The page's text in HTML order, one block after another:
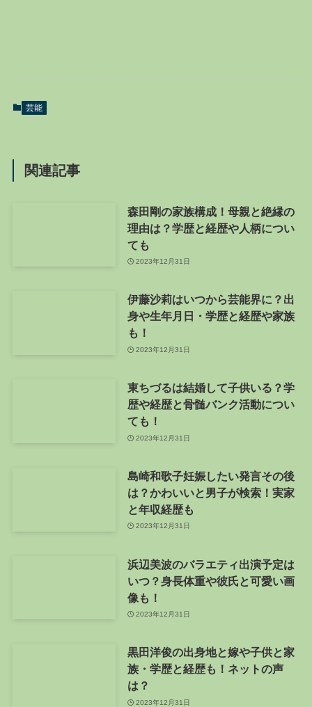
芸能
関連記事
森田剛の家族構成！母親と絶縁の
理由は？学歴と経歴や人柄につい
ても
2023年12月31日
伊藤沙莉はいつから芸能界に？出
身や生年月日・学歴と経歴や家族
も！
2023年12月31日
東ちづるは結婚して子供いる？学
歴や経歴と骨髄バンク活動につい
ても！
2023年12月31日
島崎和歌子妊娠したい発言その後
は？かわいいと男子が検索！実家
と年収経歴も
2023年12月31日
浜辺美波のバラエティ出演予定は
いつ？身長体重や彼氏と可愛い画
像も！
2023年12月31日
黒田洋俊の出身地と嫁や子供と家
族・学歴と経歴も！ネットの声
は？
2023年12月31日